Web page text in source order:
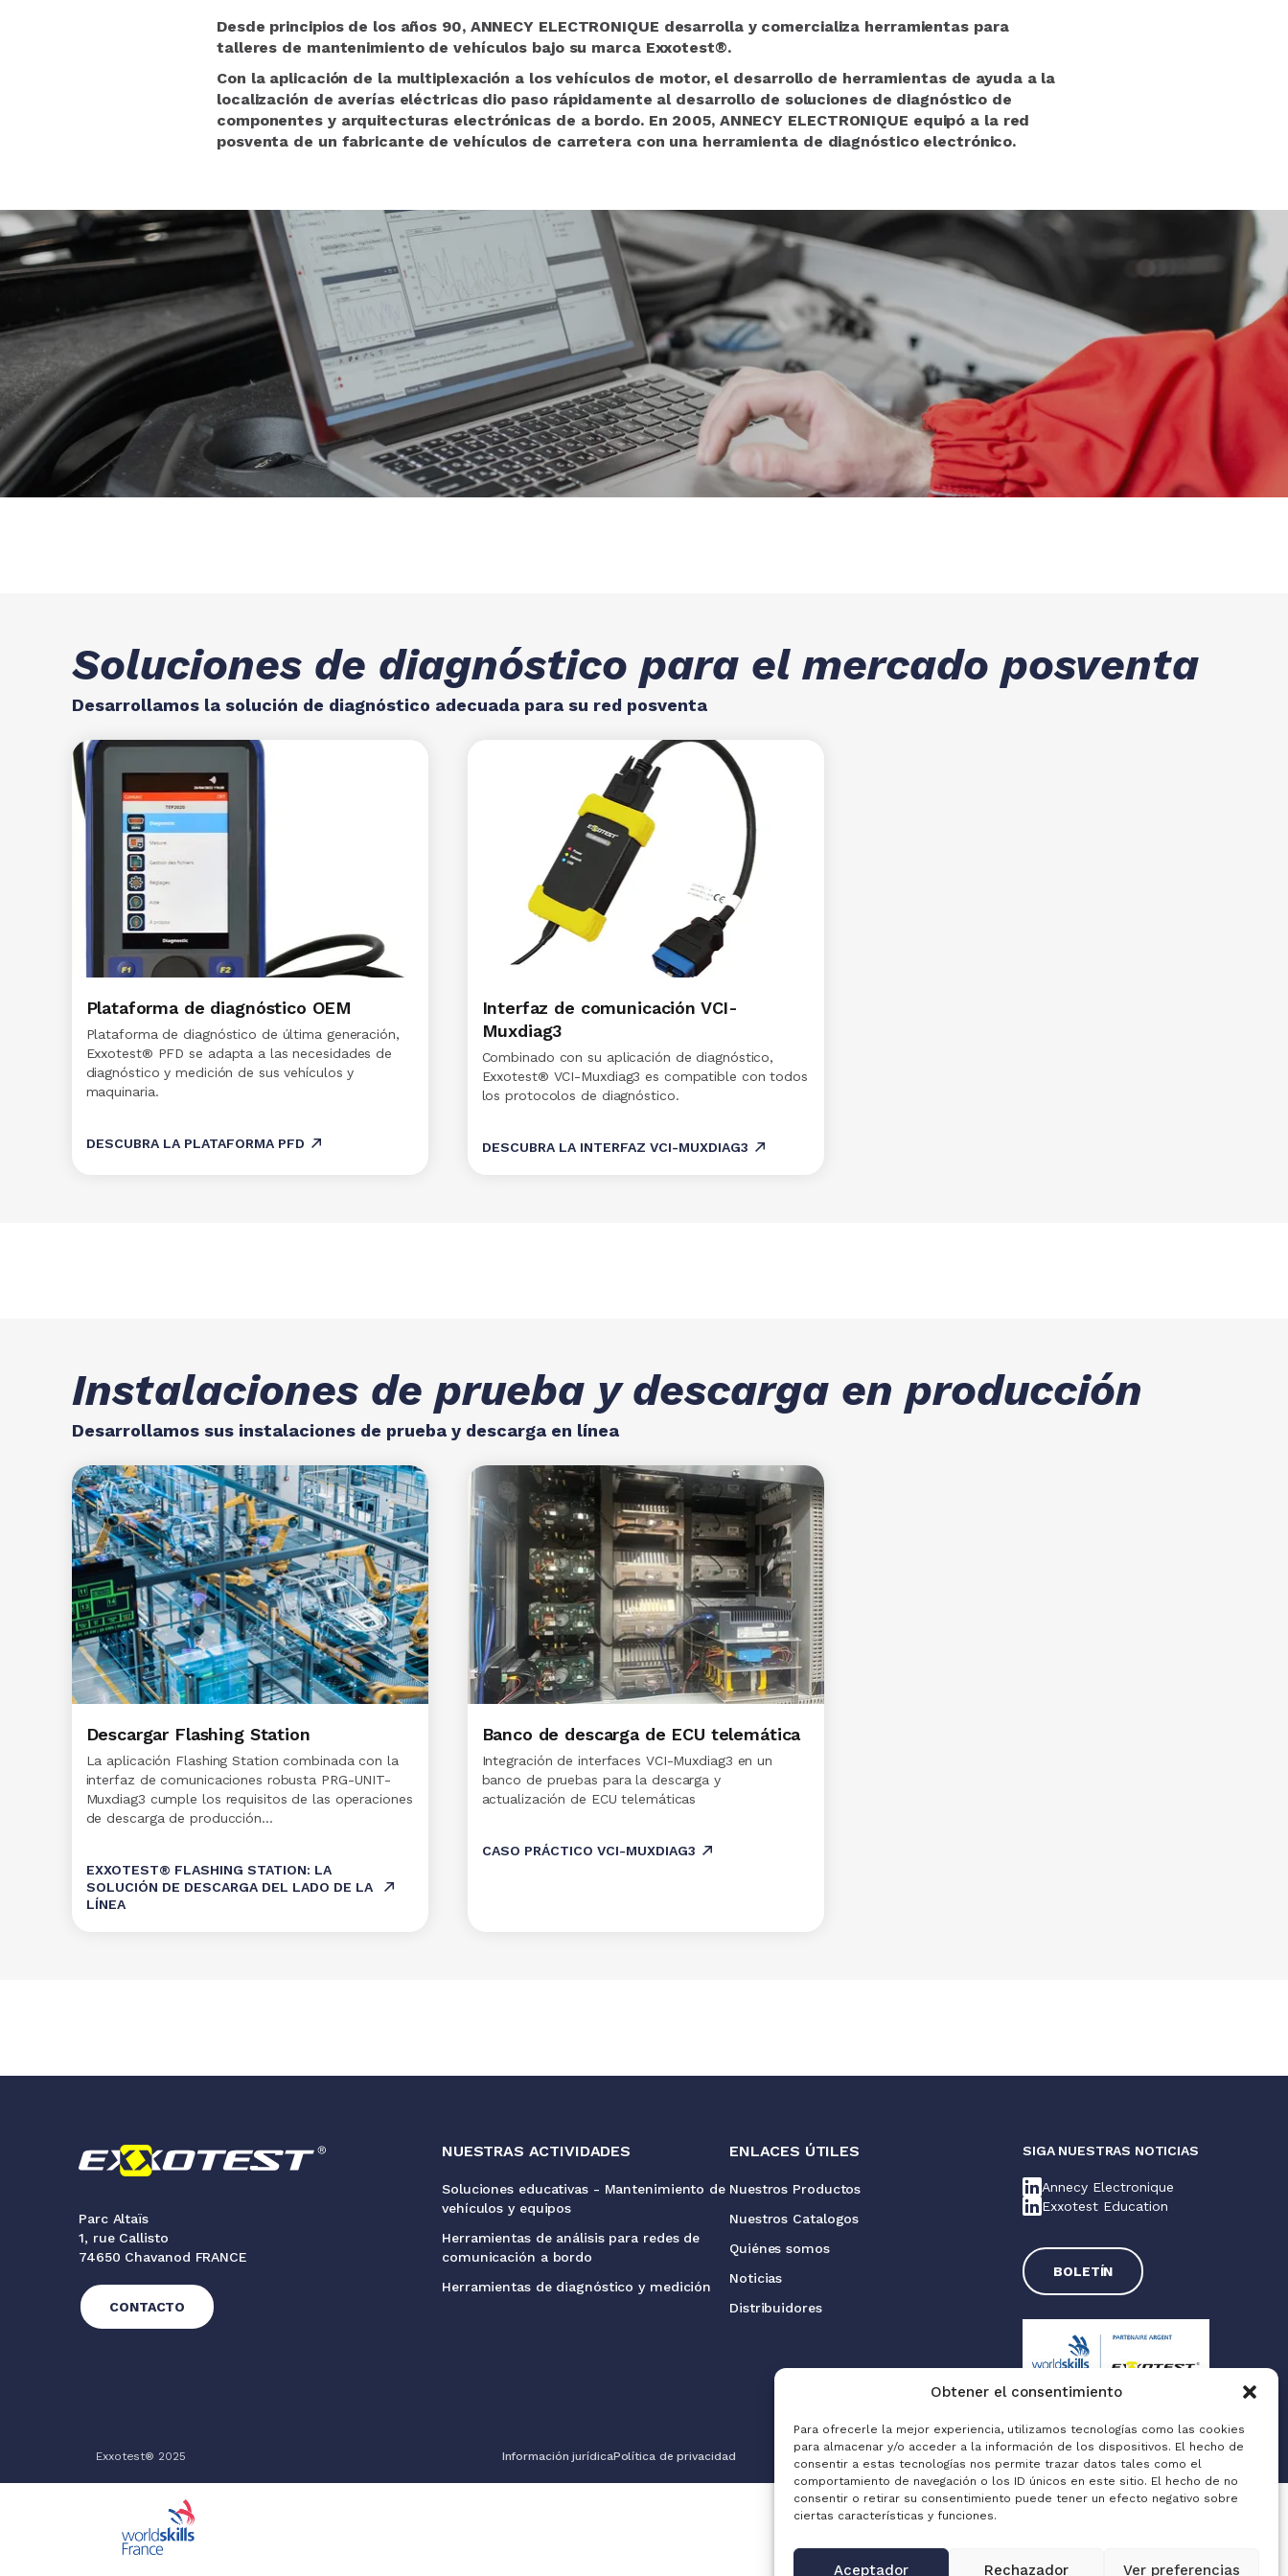
Obtener el consentimiento
Para ofrecerle la mejor experiencia, utilizamos tecnologías como las cookies
para almacenar y/o acceder a la información de los dispositivos. El hecho de
consentir a estas tecnologías nos permite trazar datos tales como el
comportamiento de navegación o los ID únicos en este sitio. El hecho de no
consentir o retirar su consentimiento puede tener un efecto negativo sobre
ciertas características y funciones.
Aceptador Rechazador Ver preferencias
Desde principios de los años 90, ANNECY ELECTRONIQUE desarrolla y comercializa herramientas para
talleres de mantenimiento de vehículos bajo su marca Exxotest®.
Con la aplicación de la multiplexación a los vehículos de motor, el desarrollo de herramientas de ayuda a la
localización de averías eléctricas dio paso rápidamente al desarrollo de soluciones de diagnóstico de
componentes y arquitecturas electrónicas de a bordo. En 2005, ANNECY ELECTRONIQUE equipó a la red
posventa de un fabricante de vehículos de carretera con una herramienta de diagnóstico electrónico.
Soluciones de diagnóstico para el mercado posventa
Desarrollamos la solución de diagnóstico adecuada para su red posventa
Plataforma de diagnóstico OEM
Plataforma de diagnóstico de última generación,
Exxotest® PFD se adapta a las necesidades de
diagnóstico y medición de sus vehículos y
maquinaria.
DESCUBRA LA PLATAFORMA PFD
Interfaz de comunicación VCI-
Muxdiag3
Combinado con su aplicación de diagnóstico,
Exxotest® VCI-Muxdiag3 es compatible con todos
los protocolos de diagnóstico.
DESCUBRA LA INTERFAZ VCI-MUXDIAG3
Instalaciones de prueba y descarga en producción
Desarrollamos sus instalaciones de prueba y descarga en línea
Descargar Flashing Station
La aplicación Flashing Station combinada con la
interfaz de comunicaciones robusta PRG-UNIT-
Muxdiag3 cumple los requisitos de las operaciones
de descarga de producción…
EXXOTEST® FLASHING STATION: LA
SOLUCIÓN DE DESCARGA DEL LADO DE LA
LÍNEA
Banco de descarga de ECU telemática
Integración de interfaces VCI-Muxdiag3 en un
banco de pruebas para la descarga y
actualización de ECU telemáticas
CASO PRÁCTICO VCI-MUXDIAG3
Parc Altaïs
1, rue Callisto
74650 Chavanod FRANCE
CONTACTO
NUESTRAS ACTIVIDADES
Soluciones educativas - Mantenimiento de
vehículos y equipos
Herramientas de análisis para redes de
comunicación a bordo
Herramientas de diagnóstico y medición
ENLACES ÚTILES
Nuestros Productos
Nuestros Catalogos
Quiénes somos
Noticias
Distribuidores
SIGA NUESTRAS NOTICIAS
Annecy Electronique
Exxotest Education
BOLETÍN
Exxotest® 2025 Información jurídicaPolítica de privacidad Made with love by